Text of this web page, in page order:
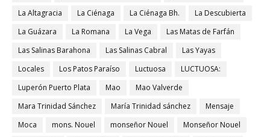
La Altagracia
La Ciénaga La Ciénaga Bh.
La Descubierta
La Guázara
La Romana La Vega
Las Matas de Farfán
Las Salinas Barahona
Las Salinas Cabral
Las Yayas
Locales
Los Patos Paraíso Luctuosa
LUCTUOSA:
Luperón Puerto Plata
Mao
Mao Valverde
Mara Trinidad Sánchez
María Trinidad sánchez
Mensaje
Moca
mons. Nouel monseñor Nouel
Monseñor Nouel